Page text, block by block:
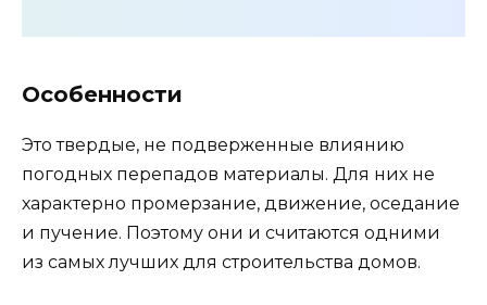
Особенности
Это твердые, не подверженные влиянию
погодных перепадов материалы. Для них не
характерно промерзание, движение, оседание
и пучение. Поэтому они и считаются одними
из самых лучших для строительства домов.